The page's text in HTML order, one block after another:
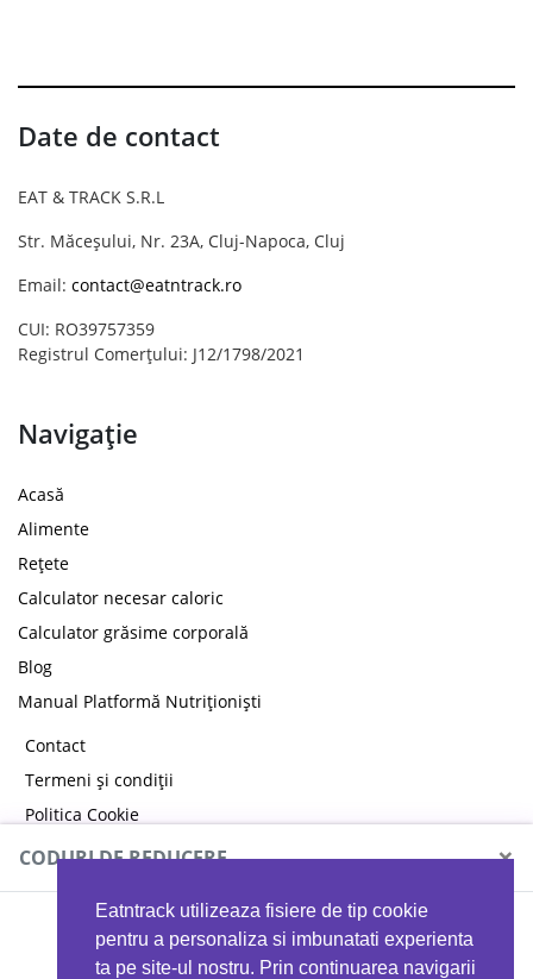
Eatntrack utilizeaza fisiere de tip cookie
pentru a personaliza si imbunatati experienta
ta pe site-ul nostru. Prin continuarea navigarii
Date de contact
EAT & TRACK S.R.L
Str. Măceșului, Nr. 23A, Cluj-Napoca, Cluj
Email: contact@eatntrack.ro
CUI: RO39757359
Registrul Comerțului: J12/1798/2021
Navigație
Acasă
Alimente
Rețete
Calculator necesar caloric
Calculator grăsime corporală
Blog
Manual Platformă Nutriționiști
Contact
Termeni și condiții
Politica Cookie
Politica de confidențialitate
CODURI DE REDUCERE ×
MYPROTEIN